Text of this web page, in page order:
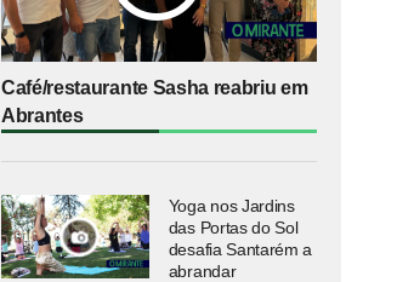
Café/restaurante Sasha reabriu em
Abrantes
Yoga nos Jardins
das Portas do Sol
desafia Santarém a
abrandar